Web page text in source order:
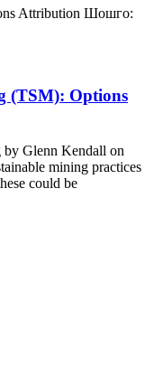
Attribution Шошго:
(TSM): Options
Glenn Kendall on
mining practices
could be